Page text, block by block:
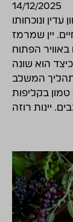
14/12/2025
עדין ונוכחותו
יין שמרמז
הפתוח
הוא שונה
בתהליך המשלב
טמון בקליפות